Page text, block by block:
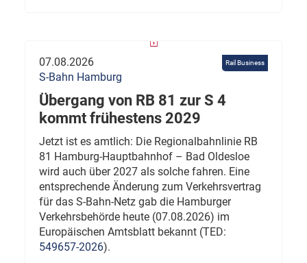
Rail Business
07.08.2026
S-Bahn Hamburg
Übergang von RB 81 zur S 4
kommt frühestens 2029
Jetzt ist es amtlich: Die Regionalbahnlinie RB
81 Hamburg-Hauptbahnhof – Bad Oldesloe
wird auch über 2027 als solche fahren. Eine
entsprechende Änderung zum Verkehrsvertrag
für das S-Bahn-Netz gab die Hamburger
Verkehrsbehörde heute (07.08.2026) im
Europäischen Amtsblatt bekannt (TED:
549657-2026).